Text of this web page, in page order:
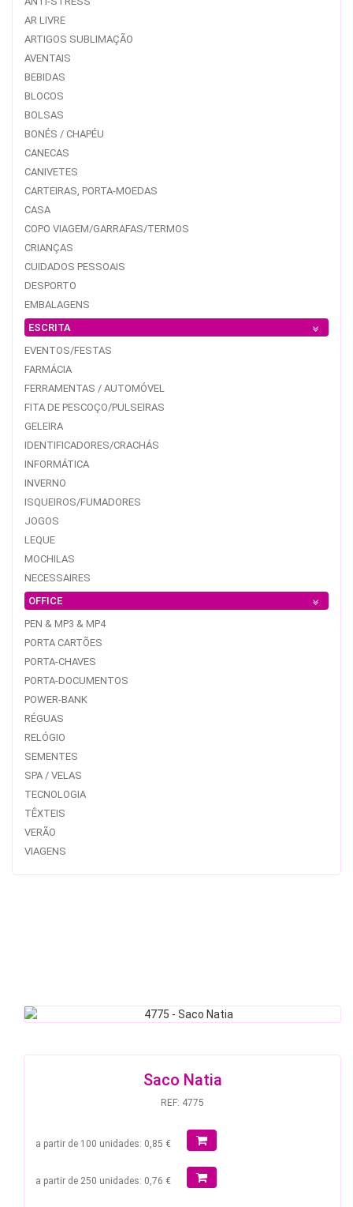
AR LIVRE
ARTIGOS SUBLIMAÇÃO
AVENTAIS
BEBIDAS
BLOCOS
BOLSAS
BONÉS / CHAPÉU
CANECAS
CANIVETES
CARTEIRAS, PORTA-MOEDAS
CASA
COPO VIAGEM/GARRAFAS/TERMOS
CRIANÇAS
CUIDADOS PESSOAIS
DESPORTO
EMBALAGENS
ESCRITA
EVENTOS/FESTAS
FARMÁCIA
FERRAMENTAS / AUTOMÓVEL
FITA DE PESCOÇO/PULSEIRAS
GELEIRA
IDENTIFICADORES/CRACHÁS
INFORMÁTICA
INVERNO
ISQUEIROS/FUMADORES
JOGOS
LEQUE
MOCHILAS
NECESSAIRES
OFFICE
PEN & MP3 & MP4
PORTA CARTÕES
PORTA-CHAVES
PORTA-DOCUMENTOS
POWER-BANK
RÉGUAS
RELÓGIO
SEMENTES
SPA / VELAS
TECNOLOGIA
TÊXTEIS
VERÃO
VIAGENS
Saco Natia
REF: 4775
a partir de 100 unidades: 0,85 €
a partir de 250 unidades: 0,76 €